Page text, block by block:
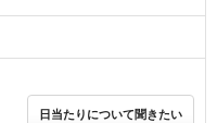
日当たりについて聞きたい